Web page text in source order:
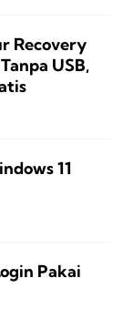
Recovery
USB,
11
Pakai